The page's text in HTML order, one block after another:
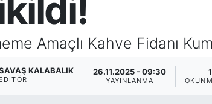
Amaçlı Kahve Fidanı
KALABALIK
EDITÖR
26.11.2025 - 09:30
YAYINLANMA